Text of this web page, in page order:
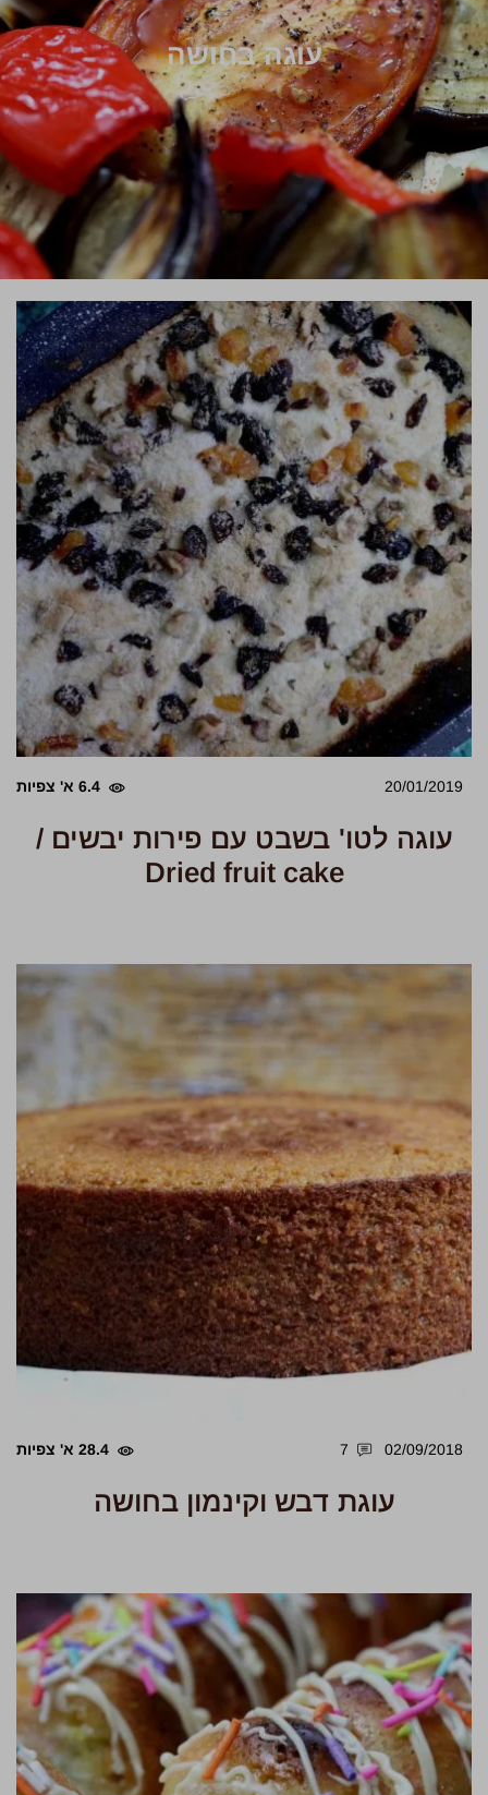
עוגה בחושה
20/01/2019 6.4 א' צפיות
עוגה לטו' בשבט עם פירות יבשים /
Dried fruit cake
02/09/2018
7 28.4 א' צפיות
עוגת דבש וקינמון בחושה